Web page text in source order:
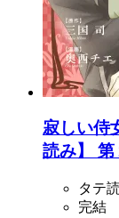
寂しい侍
読み】
タテ
完結